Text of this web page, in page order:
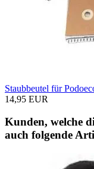
Staubbeutel für
14,95 EUR
Kunden, welche
auch folgende